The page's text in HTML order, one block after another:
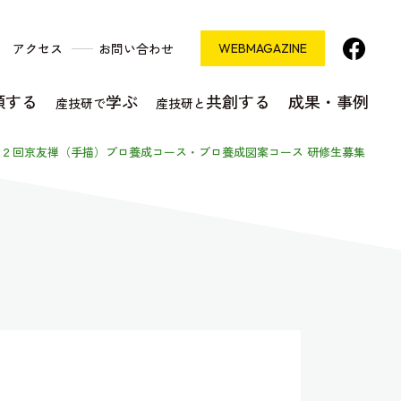
アクセス お問い合わせ WEBMAGAZINE
る 産技研で学ぶ 産技研と 共創する 成果・事例
回京友禅（手描）プロ養成コース・プロ養成図案コース 研修生募集